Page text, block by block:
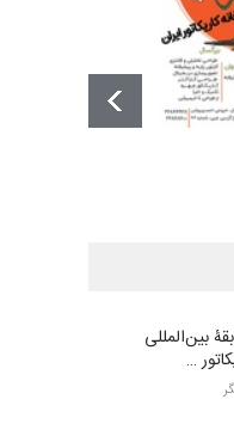
بین‌المللی
…